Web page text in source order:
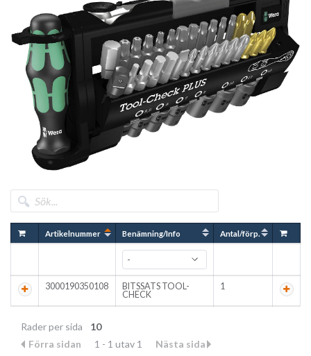
Artikelnummer Benämning/Info Antal/förp.
3000190350108
BITSSATS TOOL-
CHECK
1
Rader per sida
10
Förra sidan
1 - 1 utav 1 Nästa sida